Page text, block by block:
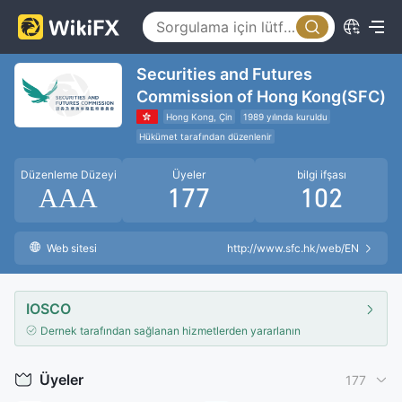
Securities and Futures
Commission of Hong Kong(SFC)
Hong Kong, Çin
1989 yılında kuruldu
Hükümet tarafından düzenlenir
Uluslararası Düzenleyici Kuruluş
Düzenleme Düzeyi
AAA
Üyeler
177
bilgi ifşası
102
Web sitesi http://www.sfc.hk/web/EN
IOSCO
Dernek tarafından sağlanan hizmetlerden yararlanın
Üyeler 177